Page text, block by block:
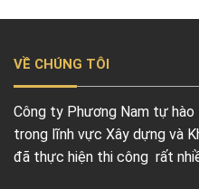
VỀ CHÚNG TÔI
Công ty Phương Nam tự hào
trong lĩnh vực Xây dựng và
đã thực hiện thi công rất